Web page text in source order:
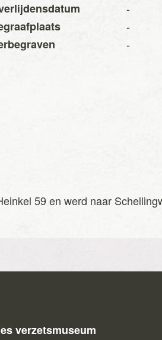
-
-
-
59 en werd naar
verzetsmuseum